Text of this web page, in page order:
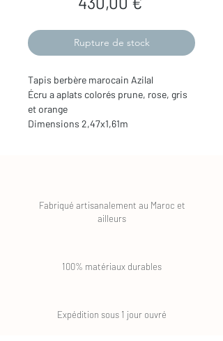
Rupture de stock
Tapis berbère marocain Azilal
Écru a aplats colorés prune, rose, gris
et orange
Dimensions 2,47x1,61m
Fabriqué artisanalement au Maroc et
ailleurs
100% matériaux durables
Expédition sous 1 jour ouvré